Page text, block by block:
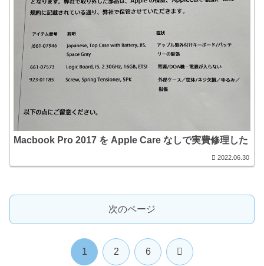
Macbook Pro 2017 を Apple Care なしで実費修理した
2022.06.30
次のページ
1 2 6 次